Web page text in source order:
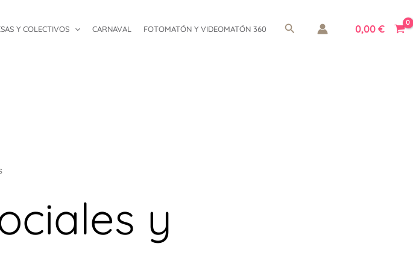
Y COLECTIVOS CARNAVAL FOTOMATÓN Y VIDEOMATÓN 360 Buscar 0,00 €
y